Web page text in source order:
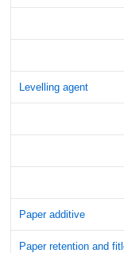
Levelling agent
Paper additive
Paper retention and